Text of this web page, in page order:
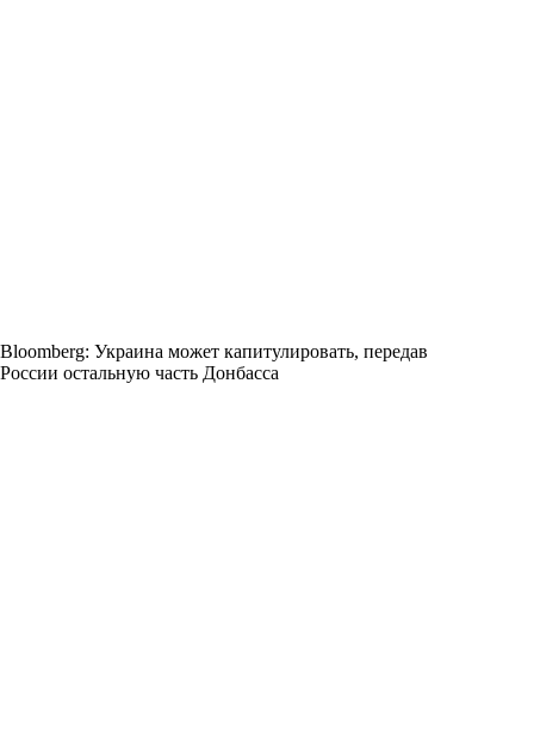
Bloomberg: Украина может капитулировать, передав
России остальную часть Донбасса